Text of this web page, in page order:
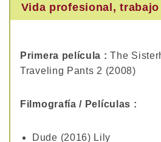
Vida profesional,
Primera película :The
Traveling Pants 2 (2008)
Filmografía / Películas :
Dude (2016) Lily